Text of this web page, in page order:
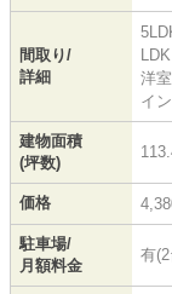
間取り/
詳細
洋
イ
建物面積
(坪数)
価格
駐車場/
月額料金
有